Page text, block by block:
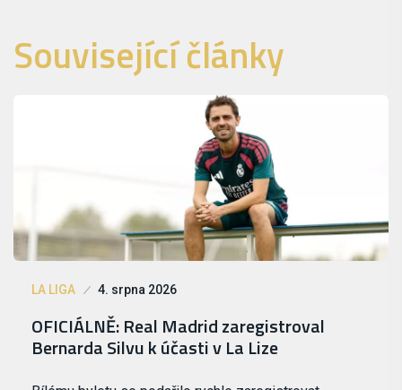
Související články
LA LIGA 4. srpna 2026
OFICIÁLNĚ: Real Madrid zaregistroval
Bernarda Silvu k účasti v La Lize